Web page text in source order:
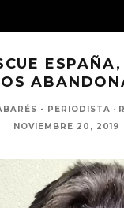
- PERIODISTA ·
NOVIEMBRE 20, 2019